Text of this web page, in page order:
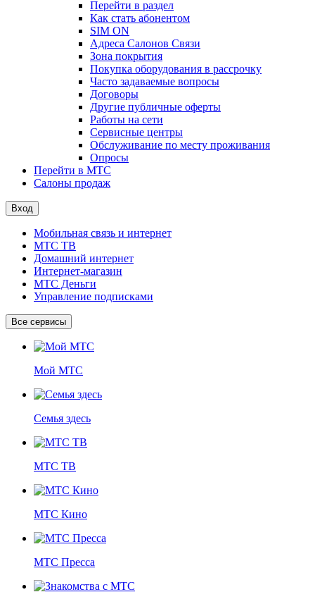
Перейти в раздел
Как стать абонентом
SIM ON
Адреса Салонов Связи
Зона покрытия
Покупка оборудования в рассрочку
Часто задаваемые вопросы
Договоры
Другие публичные оферты
Работы на сети
Сервисные центры
Обслуживание по месту проживания
Опросы
Перейти в МТС
Салоны продаж
Вход
Мобильная связь и интернет
МТС ТВ
Домашний интернет
Интернет-магазин
МТС Деньги
Управление подписками
Все сервисы
Мой МТС
Семья здесь
МТС ТВ
МТС Кино
МТС Пресса